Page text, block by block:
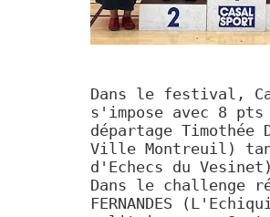
Dans le festival,
s'impose avec 8
départage Timothée
Ville Montreuil)
d'Echecs du
Dans le challenge
FERNANDES